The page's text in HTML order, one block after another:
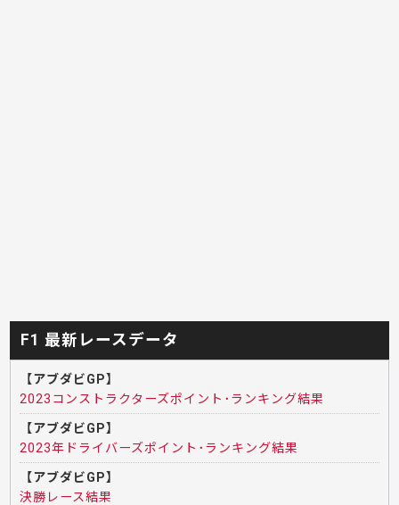
F1 最新レースデータ
【アブダビGP】
2023コンストラクターズポイント･ランキング結果
【アブダビGP】
2023年ドライバーズポイント･ランキング結果
【アブダビGP】
決勝レース結果